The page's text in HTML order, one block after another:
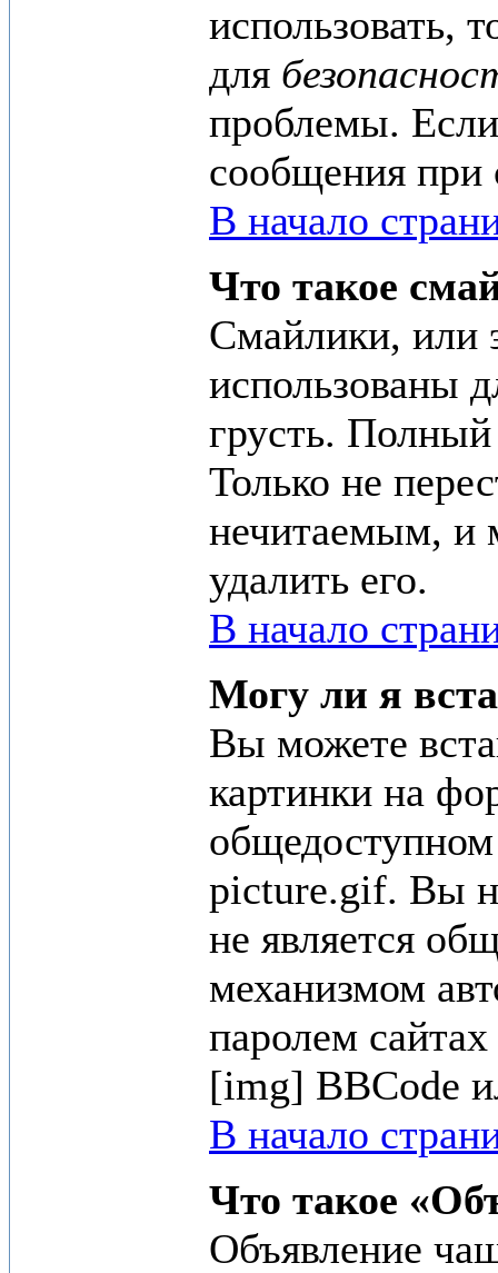
использовать,
для
проблемы.
сообщения при
В начало
Что такое
Смайлики, или
использованы
грусть.
Только не
нечитаемым, и
удалить его.
В начало
Могу ли я
Вы можете
картинки на
picture.gif. Вы
не является
механизмом
паролем
[img] BBCode
В начало
Что такое
Объявление